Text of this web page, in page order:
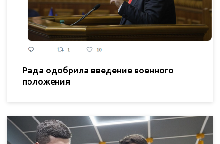
Рада одобрила введение военного
положения